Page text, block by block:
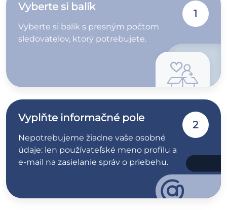
Vyberte si balík
Vyberte si balík s presným počtom
sledovateľov, ktorý potrebujete.
1
Vyplňte informačné pole
Nepotrebujeme žiadne vaše osobné
údaje: len používateľské meno profilu a
e-mail na zasielanie správ o priebehu.
2